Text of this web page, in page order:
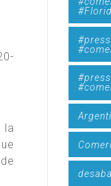
la